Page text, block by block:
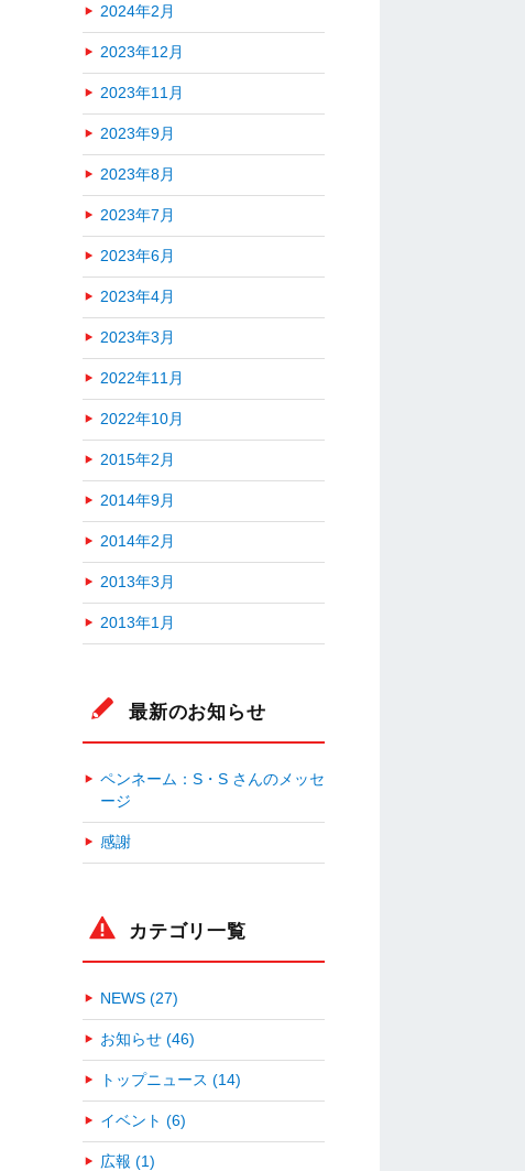
2024年2月
2023年12月
2023年11月
2023年9月
2023年8月
2023年7月
2023年6月
2023年4月
2023年3月
2022年11月
2022年10月
2015年2月
2014年9月
2014年2月
2013年3月
2013年1月
最新のお知らせ
ペンネーム：S・S さんのメッセ
ージ
感謝
カテゴリ一覧
NEWS (27)
お知らせ (46)
トップニュース (14)
イベント (6)
広報 (1)